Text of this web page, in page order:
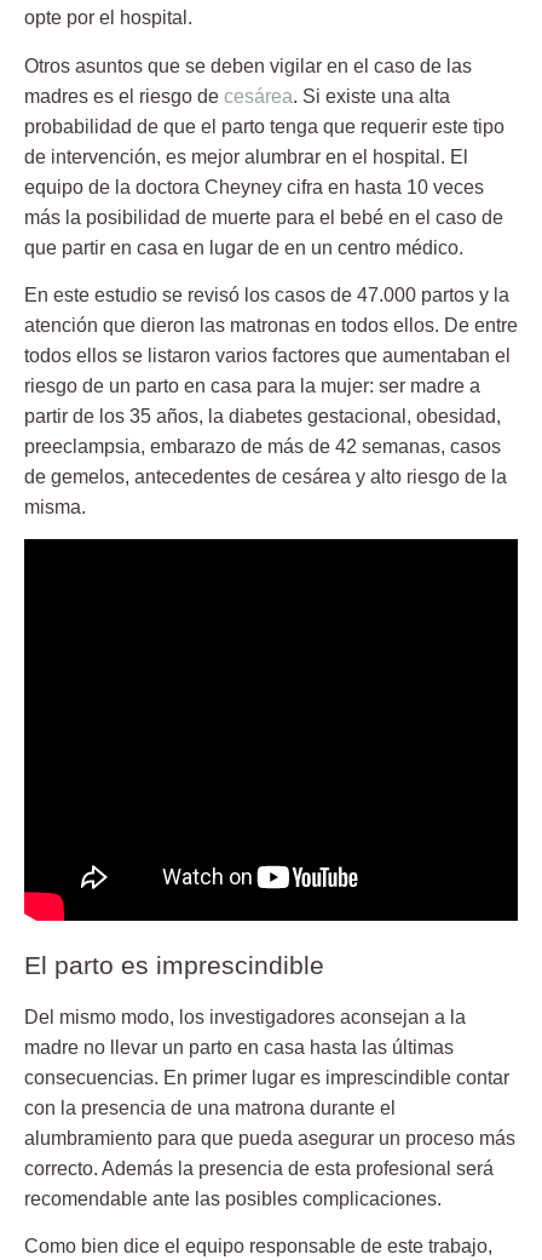
opte por el hospital.
Otros asuntos que se deben vigilar en el caso de las
madres es el riesgo de cesárea. Si existe una alta
probabilidad de que el parto tenga que requerir este tipo
de intervención, es mejor alumbrar en el hospital. El
equipo de la doctora Cheyney cifra en hasta 10 veces
más la posibilidad de muerte para el bebé en el caso de
que partir en casa en lugar de en un centro médico.
En este estudio se revisó los casos de 47.000 partos y la
atención que dieron las matronas en todos ellos. De entre
todos ellos se listaron varios factores que aumentaban el
riesgo de un parto en casa para la mujer: ser madre a
partir de los 35 años, la diabetes gestacional, obesidad,
preeclampsia, embarazo de más de 42 semanas, casos
de gemelos, antecedentes de cesárea y alto riesgo de la
misma.
El parto es imprescindible
Del mismo modo, los investigadores aconsejan a la
madre no llevar un parto en casa hasta las últimas
consecuencias. En primer lugar es imprescindible contar
con la presencia de una matrona durante el
alumbramiento para que pueda asegurar un proceso más
correcto. Además la presencia de esta profesional será
recomendable ante las posibles complicaciones.
Como bien dice el equipo responsable de este trabajo,